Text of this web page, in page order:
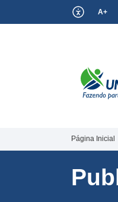
A+
Página Inicial